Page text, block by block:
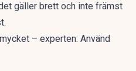
gäller brett och inte främst
– experten: Använd